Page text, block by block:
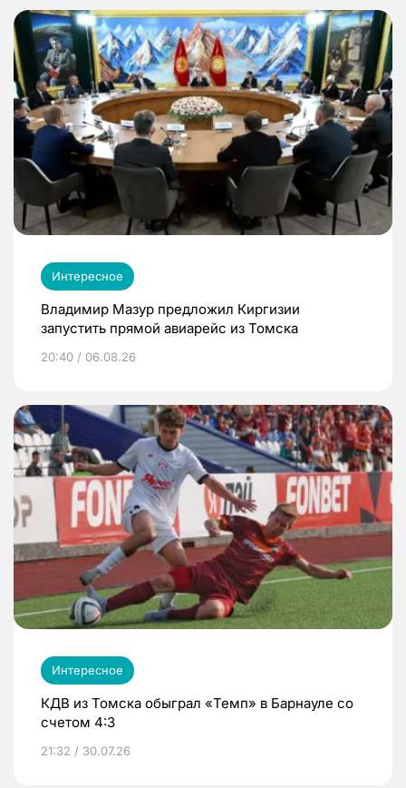
Интересное
Владимир Мазур предложил Киргизии
запустить прямой авиарейс из Томска
20:40 / 06.08.26
Интересное
КДВ из Томска обыграл «Темп» в Барнауле со
счетом 4:3
21:32 / 30.07.26